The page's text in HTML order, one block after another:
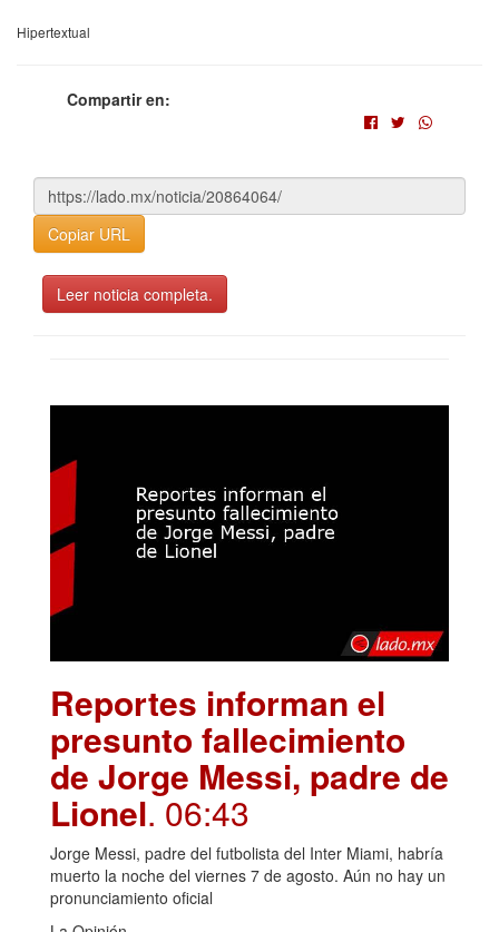
Hipertextual
Compartir en:
Copiar URL
Leer noticia completa.
Reportes informan el
presunto fallecimiento
de Jorge Messi, padre de
Lionel. 06:43
Jorge Messi, padre del futbolista del Inter Miami, habría
muerto la noche del viernes 7 de agosto. Aún no hay un
pronunciamiento oficial